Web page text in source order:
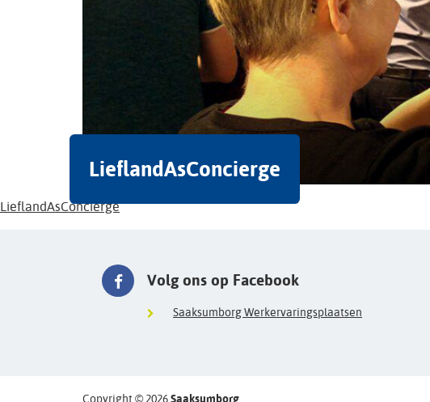
LieflandAsConcierge
LieflandAsConcierge
Volg ons op Facebook
Saaksumborg Werkervaringsplaatsen
Copyright © 2026Saaksumborg